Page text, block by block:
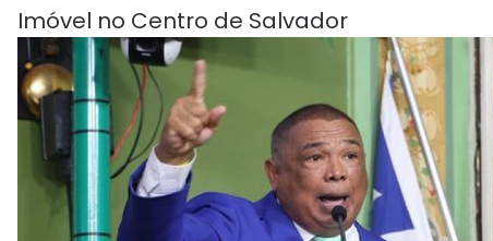
Imóvel no Centro de Salvador